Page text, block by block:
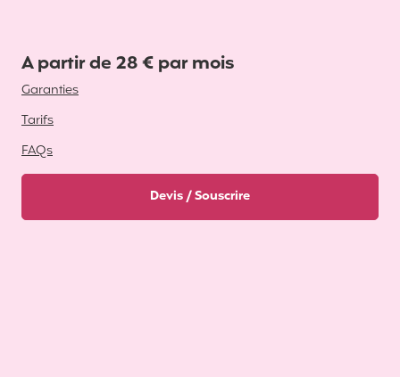
A partir de 28 € par mois
Garanties
Tarifs
FAQs
Devis / Souscrire